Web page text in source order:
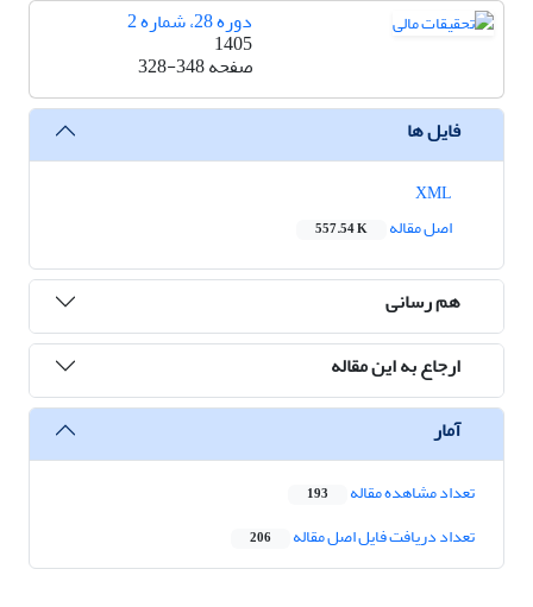
دوره 28، شماره 2
1405
صفحه328-348
فایل ها
اصل مقاله
557.54 K
هم رسانی
ارجاع به این مقاله
آمار
تعداد مشاهده مقاله 193
تعداد دریافت فایل اصل مقاله 206